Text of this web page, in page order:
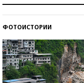
ФОТОИСТОРИИ